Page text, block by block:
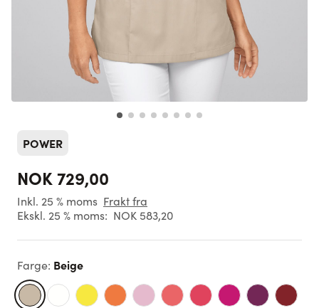
POWER
NOK 729,00
Inkl. 25 % moms Frakt fra
Ekskl. 25 % moms: NOK 583,20
Farge: Beige